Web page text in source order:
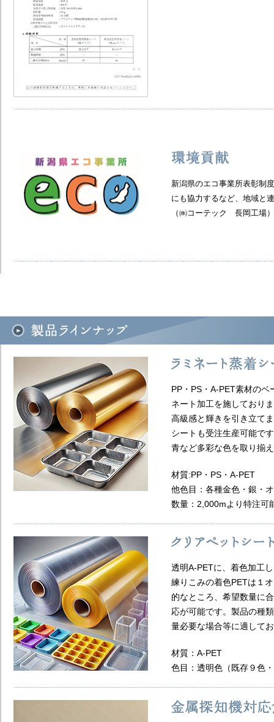
新潟県のエコ事業所表彰制
にも協力するなど、地域と
（㈱コーテック 長岡工場）​​
PP・PS・A-PET素材の
ネート加工を施しており
高級感と輝きを引き立て
シートも受注生産可能で
青など多彩な色を取り揃
材質:PP・PS・A-PET​
他色目：各種金色・銀・
数量：2,000mより特注可
透明A-PETに、着色加工
練りこみの着色PETは１
的なところ、希望数量に
応が可能です。​製品の種
量必要な場合等に適して
材質：A-PET​​
色目：透明色（既存９色